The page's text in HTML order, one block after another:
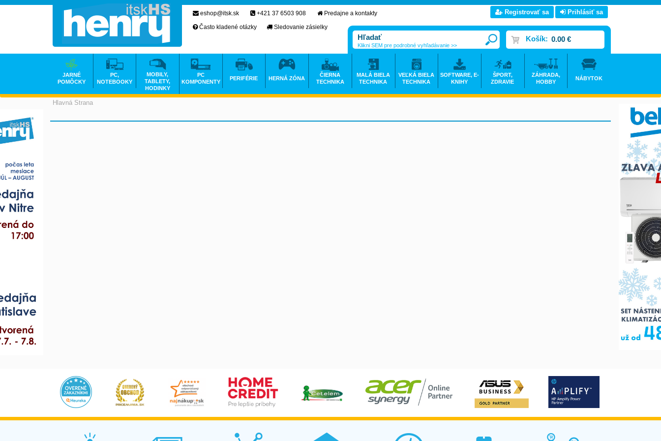
Hlavná Strana
eshop@itsk.sk +421 37 6503 908
Predajne a kontakty
Často kladené otázky
Sledovanie zásielky
Registrovať sa Prihlásiť sa
Košík: 0.00 €
Klikni SEM pre podrobné vyhľadávanie >>
JARNÉ
POMÔCKY
PC,
NOTEBOOKY
MOBILY,
TABLETY,
HODINKY
PC
KOMPONENTY
PERIFÉRIE HERNÁ ZÓNA
ČIERNA
TECHNIKA
MALÁ BIELA
TECHNIKA
VEĽKÁ BIELA
TECHNIKA
SOFTWARE, E-
KNIHY
ŠPORT,
ZDRAVIE
ZÁHRADA,
HOBBY
NÁBYTOK